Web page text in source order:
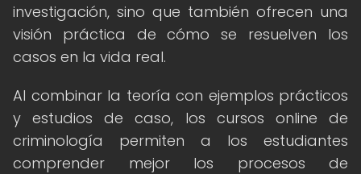
investigación, sino que también ofrecen una
visión práctica de cómo se resuelven los
casos en la vida real.
Al combinar la teoría con ejemplos prácticos
y estudios de caso, los cursos online de
criminología permiten a los estudiantes
comprender mejor los procesos de